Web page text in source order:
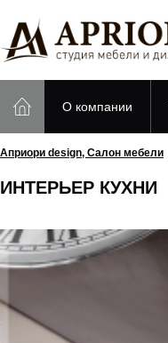
О компании
Априори design, Салон мебели
ИНТЕРЬЕР КУХНИ